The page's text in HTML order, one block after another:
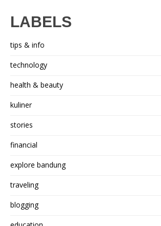
LABELS
tips & info
technology
health & beauty
kuliner
stories
financial
explore bandung
traveling
blogging